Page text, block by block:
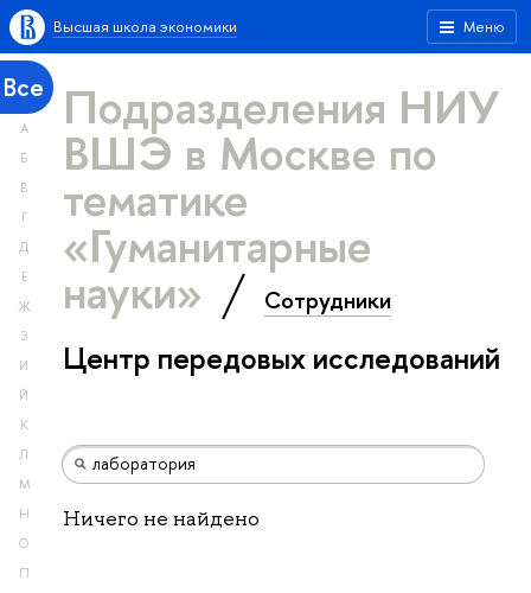
Меню
Высшая школа экономики
Все
А
Б
В
Г
Д
Е
Ж
З
И
Й
К
Л
М
Н
О
П
Подразделения НИУ
ВШЭ в Москве по
тематике
«Гуманитарные
науки» Сотрудники
Центр передовых исследований
Ничего не найдено